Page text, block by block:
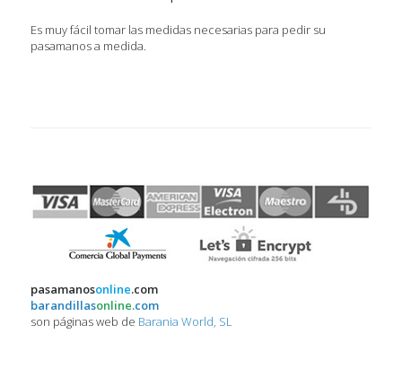
Es muy fácil tomar las medidas necesarias para pedir su
pasamanos a medida.
pasamanosonline.com
barandillasonline.com
son páginas web de Barania World, SL